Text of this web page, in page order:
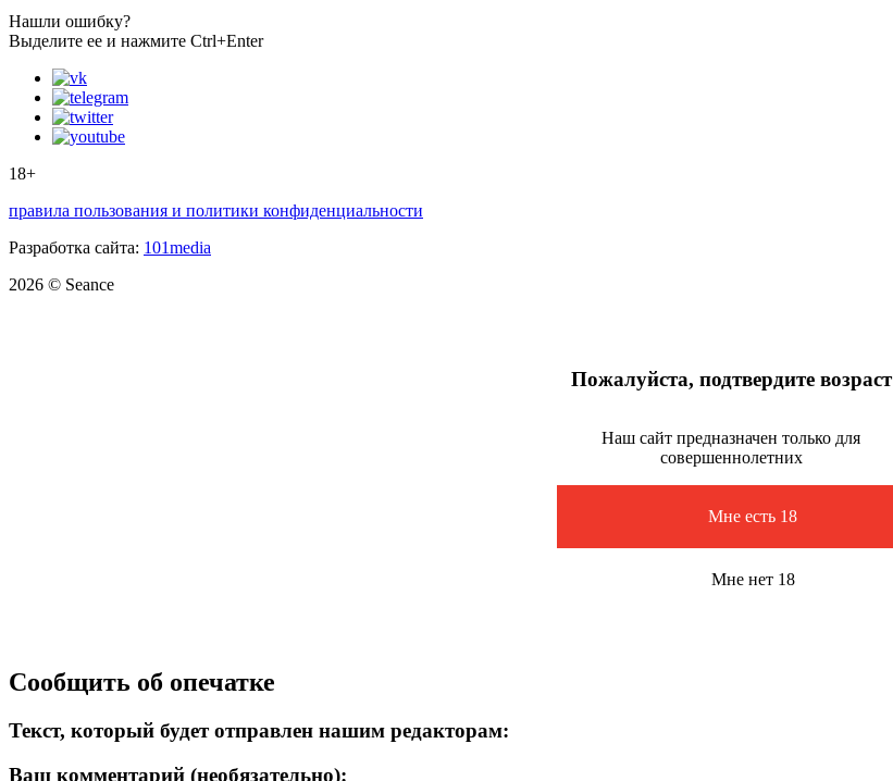
Нашли ошибку?
Выделите ее и нажмите Ctrl+Enter
18+
правила пользования и политики конфиденциальности
Разработка сайта: 101media
2026 © Seance
Пожалуйста, подтвердите возраст
Наш сайт предназначен только для
совершеннолетних
Мне есть 18
Мне нет 18
Сообщить об опечатке
Текст, который будет отправлен нашим редакторам:
Ваш комментарий (необязательно):